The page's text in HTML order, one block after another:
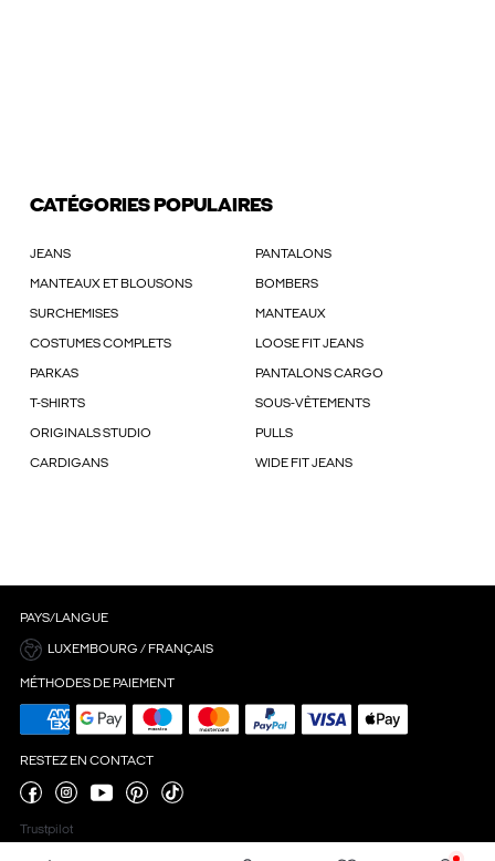
CATÉGORIES POPULAIRES
JEANS PANTALONS
MANTEAUX ET BLOUSONS BOMBERS
SURCHEMISES MANTEAUX
COSTUMES COMPLETS LOOSE FIT JEANS
PARKAS PANTALONS CARGO
T-SHIRTS SOUS-VÊTEMENTS
ORIGINALS STUDIO PULLS
CARDIGANS WIDE FIT JEANS
PAYS/LANGUE
LUXEMBOURG / FRANÇAIS
MÉTHODES DE PAIEMENT
RESTEZ EN CONTACT
Trustpilot